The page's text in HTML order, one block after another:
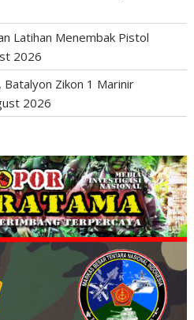
Latihan Menembak Pistol
2026
Batalyon Zikon 1 Marinir
2026